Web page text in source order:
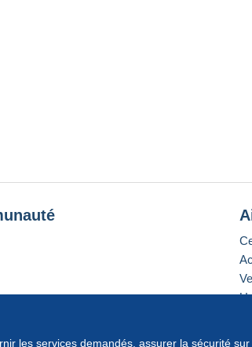
les services demandés, assurer la sécurité